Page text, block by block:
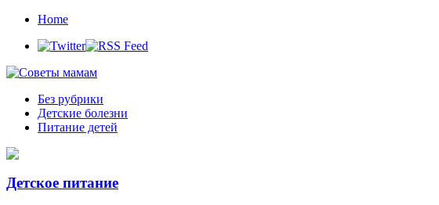
Home
Без рубрики
Детские болезни
Питание детей
Детское питание